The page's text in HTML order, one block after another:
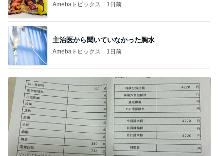
Amebaトピックス 1日前
主治医から聞いていなかった胸水
Amebaトピックス 1日前